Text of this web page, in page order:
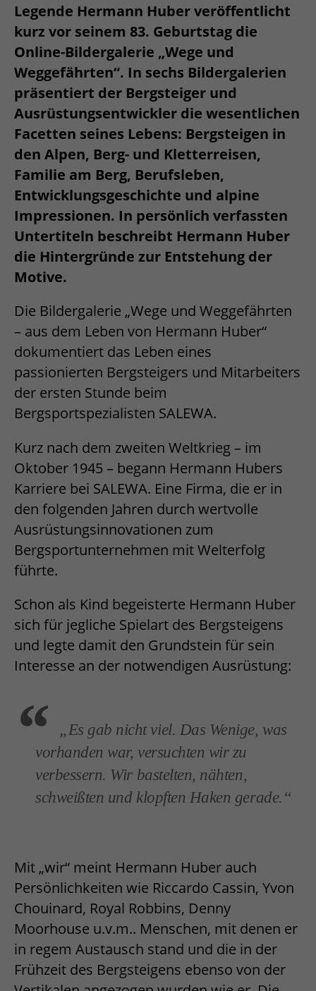
Legende Hermann Huber veröffentlicht
kurz vor seinem 83. Geburtstag die
Online-Bildergalerie „Wege und
Weggefährten“. In sechs Bildergalerien
präsentiert der Bergsteiger und
Ausrüstungsentwickler die wesentlichen
Facetten seines Lebens: Bergsteigen in
den Alpen, Berg- und Kletterreisen,
Familie am Berg, Berufsleben,
Entwicklungsgeschichte und alpine
Impressionen. In persönlich verfassten
Untertiteln beschreibt Hermann Huber
die Hintergründe zur Entstehung der
Motive.
Die Bildergalerie „Wege und Weggefährten
– aus dem Leben von Hermann Huber“
dokumentiert das Leben eines
passionierten Bergsteigers und Mitarbeiters
der ersten Stunde beim
Bergsportspezialisten SALEWA.
Kurz nach dem zweiten Weltkrieg – im
Oktober 1945 – begann Hermann Hubers
Karriere bei SALEWA. Eine Firma, die er in
den folgenden Jahren durch wertvolle
Ausrüstungsinnovationen zum
Bergsportunternehmen mit Welterfolg
führte.
Schon als Kind begeisterte Hermann Huber
sich für jegliche Spielart des Bergsteigens
und legte damit den Grundstein für sein
Interesse an der notwendigen Ausrüstung:
„Es gab nicht viel. Das Wenige, was
vorhanden war, versuchten wir zu
verbessern. Wir bastelten, nähten,
schweißten und klopften Haken gerade.“
Mit „wir“ meint Hermann Huber auch
Persönlichkeiten wie Riccardo Cassin, Yvon
Chouinard, Royal Robbins, Denny
Moorhouse u.v.m.. Menschen, mit denen er
in regem Austausch stand und die in der
Frühzeit des Bergsteigens ebenso von der